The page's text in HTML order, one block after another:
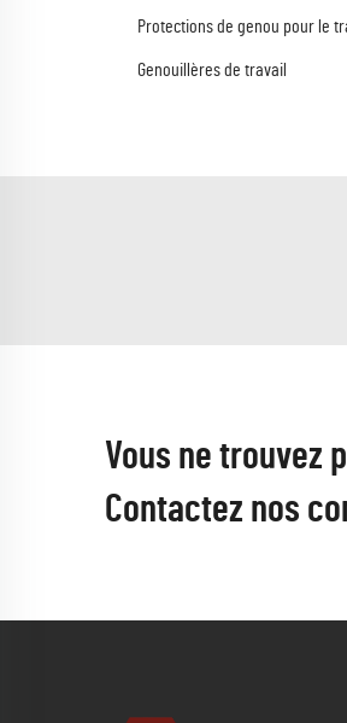
Protections de genou pour le
Genouillères de travail
Vous ne trouvez
Contactez nos